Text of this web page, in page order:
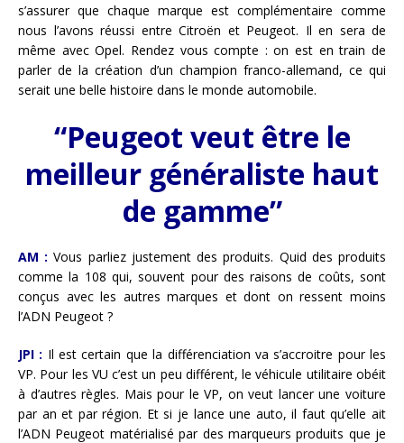
s’assurer que chaque marque est complémentaire comme
nous l’avons réussi entre Citroën et Peugeot. Il en sera de
même avec Opel. Rendez vous compte : on est en train de
parler de la création d’un champion franco-allemand, ce qui
serait une belle histoire dans le monde automobile.
“Peugeot veut être le
meilleur généraliste haut
de gamme”
AM : Vous parliez justement des produits. Quid des produits
comme la 108 qui, souvent pour des raisons de coûts, sont
conçus avec les autres marques et dont on ressent moins
l’ADN Peugeot ?
JPI : Il est certain que la différenciation va s’accroitre pour les
VP. Pour les VU c’est un peu différent, le véhicule utilitaire obéit
à d’autres règles. Mais pour le VP, on veut lancer une voiture
par an et par région. Et si je lance une auto, il faut qu’elle ait
l’ADN Peugeot matérialisé par des marqueurs produits que je